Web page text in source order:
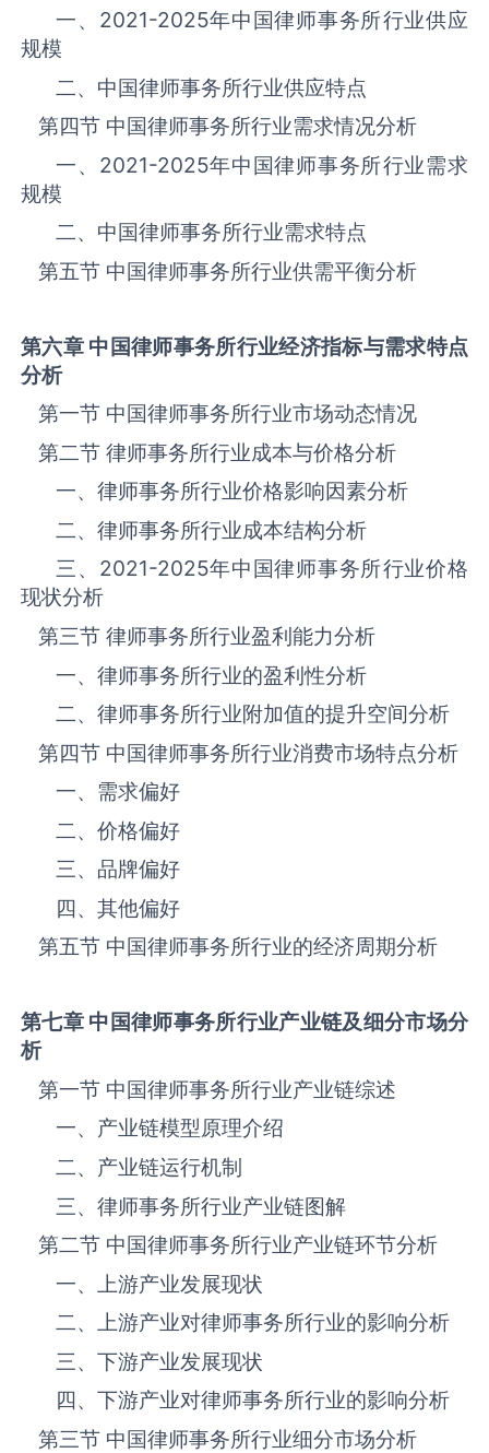
一、 2021-2025年中国律师事务所‌‌‌行业供应
规模
二、中国律师事务所‌‌‌行业供应特点
第四节 中国律师事务所‌‌‌行业需求情况分析
一、 2021-2025年中国律师事务所‌‌‌行业需求
规模
二、中国律师事务所‌‌‌行业需求特点
第五节 中国律师事务所‌‌‌行业供需平衡分析
第六章 中国律师事务所行业经济指标与需求特点
分析
第一节 中国律师事务所‌‌‌行业市场动态情况
第二节 律师事务所‌‌‌行业成本与价格分析
一、律师事务所行业价格影响因素分析
二、律师事务所行业成本结构分析
三、 2021-2025年中国律师事务所‌‌‌行业价格
现状分析
第三节 律师事务所‌‌‌行业盈利能力分析
一、律师事务所‌‌‌行业的盈利性分析
二、律师事务所‌‌‌行业附加值的提升空间分析
第四节 中国律师事务所‌‌‌行业消费市场特点分析
一、需求偏好
二、价格偏好
三、品牌偏好
四、其他偏好
第五节 中国律师事务所‌‌‌行业的经济周期分析
第七章 中国律师事务所行业产业链及细分市场分
析
第一节 中国律师事务所‌‌‌行业产业链综述
一、产业链模型原理介绍
二、产业链运行机制
三、律师事务所‌‌‌行业产业链图解
第二节 中国律师事务所‌‌‌行业产业链环节分析
一、上游产业发展现状
二、上游产业对律师事务所‌‌‌行业的影响分析
三、下游产业发展现状
四、下游产业对律师事务所‌‌‌行业的影响分析
第三节 中国律师事务所‌‌‌行业细分市场分析